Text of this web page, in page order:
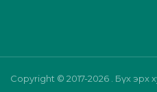
Copyright © 2017-2026 . Бүх эрх